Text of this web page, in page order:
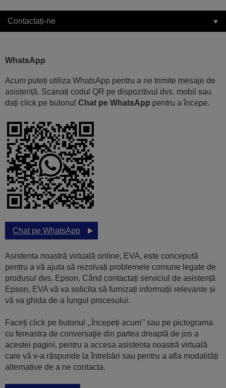
Contactați-ne
WhatsApp
Acum puteți utiliza WhatsApp pentru a ne trimite mesaje de
asistență. Scanați codul QR pe dispozitivul dvs. mobil sau
dați click pe butonul Chat pe WhatsApp pentru a începe.
Chat pe WhatsApp
Asistenta noastră virtuală online, EVA, este concepută
pentru a vă ajuta să rezolvați problemele comune legate de
produsul dvs. Epson. Când contactați serviciul de asistență
Epson, EVA vă va solicita să furnizați informații relevante și
vă va ghida de-a lungul procesului.
Faceți click pe butonul ,,Începeți acum’’ sau pe pictograma
cu fereastra de conversaţie din partea dreaptă de jos a
acestei pagini, pentru a accesa asistenta noastră virtuală
care vă v-a răspunde la întrebări sau pentru a afla modalități
alternative de a ne contacta.